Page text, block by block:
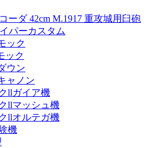
ーダ 42cm M.1917 重攻城用臼砲
パーカスタム
ック
ック
ウン
ャノン
llガイア機
llマッシュ機
llオルテガ機
機